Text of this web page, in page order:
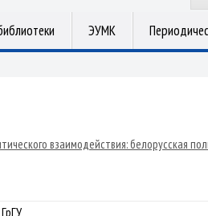
ЭУМК
взаимодействия: белорусская